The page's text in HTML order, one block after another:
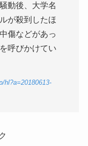
動後、大学名
が殺到したほ
傷などがあっ
呼びかけてい
hl?a=20180613-